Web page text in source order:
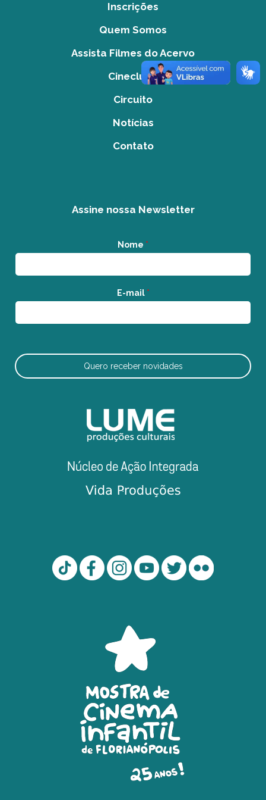
Inscrições
Quem Somos
Assista Filmes do Acervo
Cineclube
Circuito
Notícias
Contato
Assine nossa Newsletter
Nome *
E-mail *
Quero receber novidades